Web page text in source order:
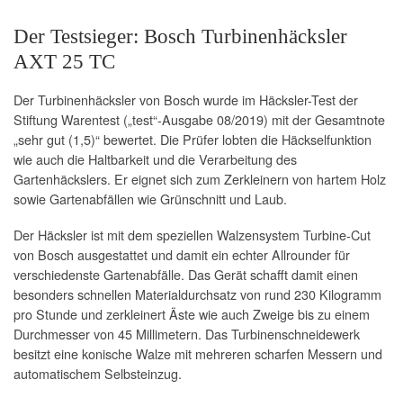
Der Testsieger: Bosch Turbinenhäcksler
AXT 25 TC
Der Turbinenhäcksler von Bosch wurde im Häcksler-Test der
Stiftung Warentest („test“-Ausgabe 08/2019) mit der Gesamtnote
„sehr gut (1,5)“ bewertet. Die Prüfer lobten die Häckselfunktion
wie auch die Haltbarkeit und die Verarbeitung des
Gartenhäckslers. Er eignet sich zum Zerkleinern von hartem Holz
sowie Gartenabfällen wie Grünschnitt und Laub.
Der Häcksler ist mit dem speziellen Walzensystem Turbine-Cut
von Bosch ausgestattet und damit ein echter Allrounder für
verschiedenste Gartenabfälle. Das Gerät schafft damit einen
besonders schnellen Materialdurchsatz von rund 230 Kilogramm
pro Stunde und zerkleinert Äste wie auch Zweige bis zu einem
Durchmesser von 45 Millimetern. Das Turbinenschneidewerk
besitzt eine konische Walze mit mehreren scharfen Messern und
automatischem Selbsteinzug.